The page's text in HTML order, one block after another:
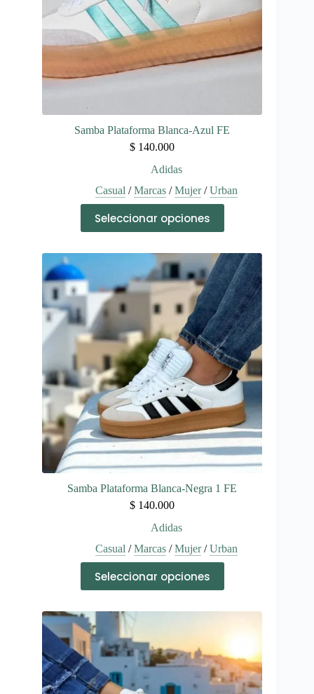
Samba Plataforma Blanca-Azul FE
$ 140.000
Adidas
Casual /Marcas/Mujer/Urban
Seleccionar opciones
producto
tiene
variantes.
Las
opciones
pueden
en
la
página
de
producto
Samba Plataforma Blanca-Negra 1 FE
$ 140.000
Adidas
Casual /Marcas/Mujer/Urban
Seleccionar opciones
producto
tiene
opciones
se
pueden
elegir